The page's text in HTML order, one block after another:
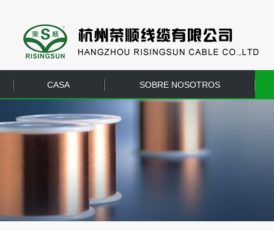
CASA SOBRE NOSOTROS
EQUIPO